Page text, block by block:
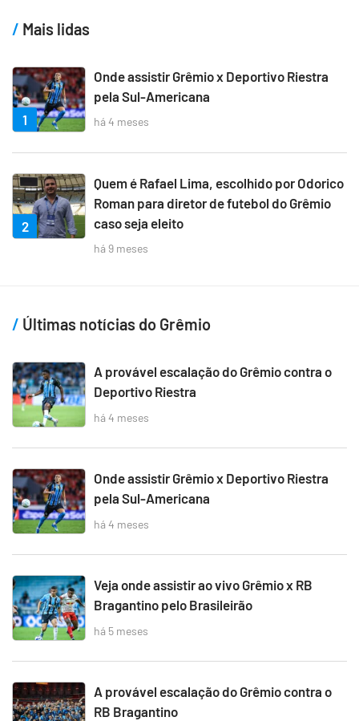
Mais lidas
1
Onde assistir Grêmio x Deportivo Riestra
pela Sul-Americana
há 4 meses
2
Quem é Rafael Lima, escolhido por Odorico
Roman para diretor de futebol do Grêmio
caso seja eleito
há 9 meses
Últimas notícias do Grêmio
A provável escalação do Grêmio contra o
Deportivo Riestra
há 4 meses
Onde assistir Grêmio x Deportivo Riestra
pela Sul-Americana
há 4 meses
Veja onde assistir ao vivo Grêmio x RB
Bragantino pelo Brasileirão
há 5 meses
A provável escalação do Grêmio contra o
RB Bragantino